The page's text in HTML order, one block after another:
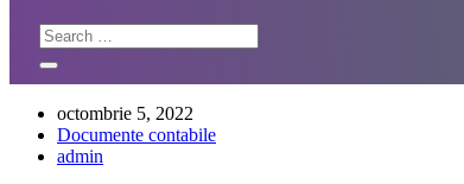
octombrie 5, 2022
Documente contabile
admin